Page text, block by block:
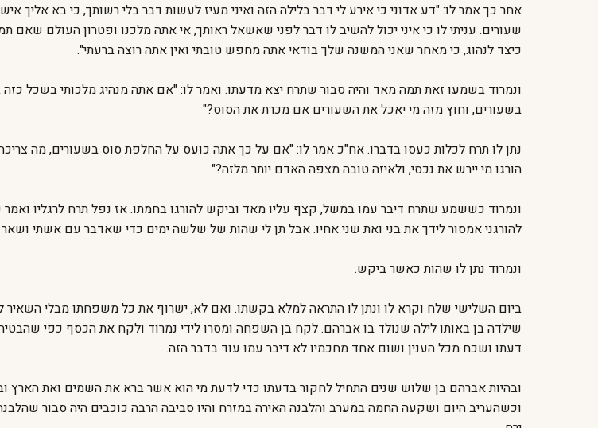
אחר כך אמר לו: "דע אדוני כי אירע לי דבר בלילה הזה ואיני מעיז לעשות דבר בלי רשותך, כי בא אליך
שעורים. עניתי לו כי איני יכול להשיב לו דבר לפני שאשאל ראותך, אי אתה מלכנו ופטרון העולם
כיצד לנהוג, כי מאחר שאני המשנה שלך בודאי אתה מחפש טובתי ואין אתה רוצה ברעתי".
ונמרוד בשמעו זאת תמה מאד והיה סבור שתרח יצא מדעתו. ואמר לו: "אם אתה מנהיג מלכותי בשכל
בשעורים, וחוץ מזה מי יאכל את השעורים אם מכרת את הסוס?"
נתן לו תרח לכלות כעסו בדברו. אח"כ אמר לו: "אם על כך אתה כועס על החלפת סוס בשעורים, מה
הורגו מי יירש את נכסי, ולאיזה טובה מצפה האדם יותר מלזה?"
ונמרוד כששמע שתרח דיבר עמו במשל, קצף עליו מאד וביקש להורגו בחמתו. אז נפל תרח לרגליו
להורגני אמסור לידך את בני ואת שני אחיו. אבל תן לי שהות של שלשה ימים כדי שאדבר עם אשתי ושאר
ונמרוד נתן לו שהות כאשר ביקש.
ביום השלישי שלח וקרא לו ונתן לו התראה למלא בקשתו. ואם לא, ישרוף את כל משפחתו מבלי
שילדה בן באותו לילה שנולד בו אברהם. לקח בן השפחה ומסרו לידי נמרוד ולקח את הכסף כפי
דעתו ושכח מכל הענין ושום אחד מחכמיו לא דיבר עמו עוד בדבר הזה.
ובהיות אברהם בן שלוש שנים התחיל לחקור בדעתו כדי לדעת מי הוא אשר ברא את השמים ואת הארץ
וכשהעריב היום ושקעה החמה במערב והלבנה האירה במזרח והיו סביבה הרבה כוכבים היה סבור